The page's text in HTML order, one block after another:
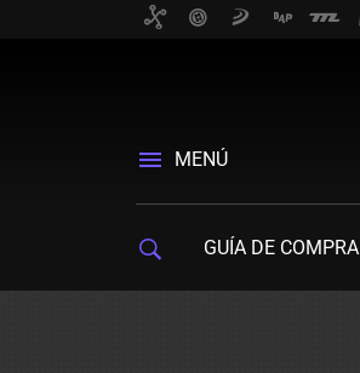
MENÚ
GUÍA DE COMPRA